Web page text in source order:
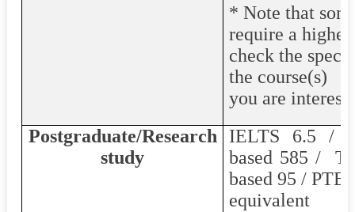
* Note that
require a higher
check the
the course(s)
you are
Postgraduate/Research
study
IELTS 6.5 /
based 585 /
based 95 / PTE
equivalent